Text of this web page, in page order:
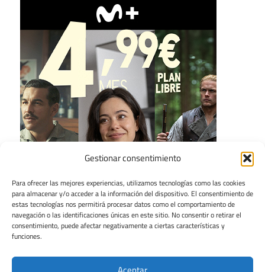
Gestionar consentimiento
Para ofrecer las mejores experiencias, utilizamos tecnologías como las cookies
para almacenar y/o acceder a la información del dispositivo. El consentimiento de
estas tecnologías nos permitirá procesar datos como el comportamiento de
navegación o las identificaciones únicas en este sitio. No consentir o retirar el
consentimiento, puede afectar negativamente a ciertas características y
funciones.